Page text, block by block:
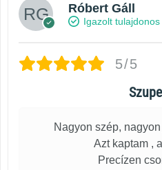
Róbert Gáll
Igazolt tulajdonos
5/5
Nagyon szép,
Azt kaptam ,
Precízen